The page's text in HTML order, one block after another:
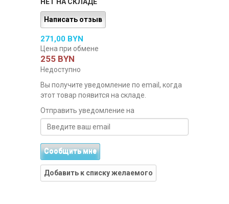
Написать отзыв
271,00 BYN
Цена при обмене
255 BYN
Недоступно
Вы получите уведомление по email, когда
этот товар появится на складе.
Отправить уведомление на
Сообщить мне
Добавить к списку желаемого